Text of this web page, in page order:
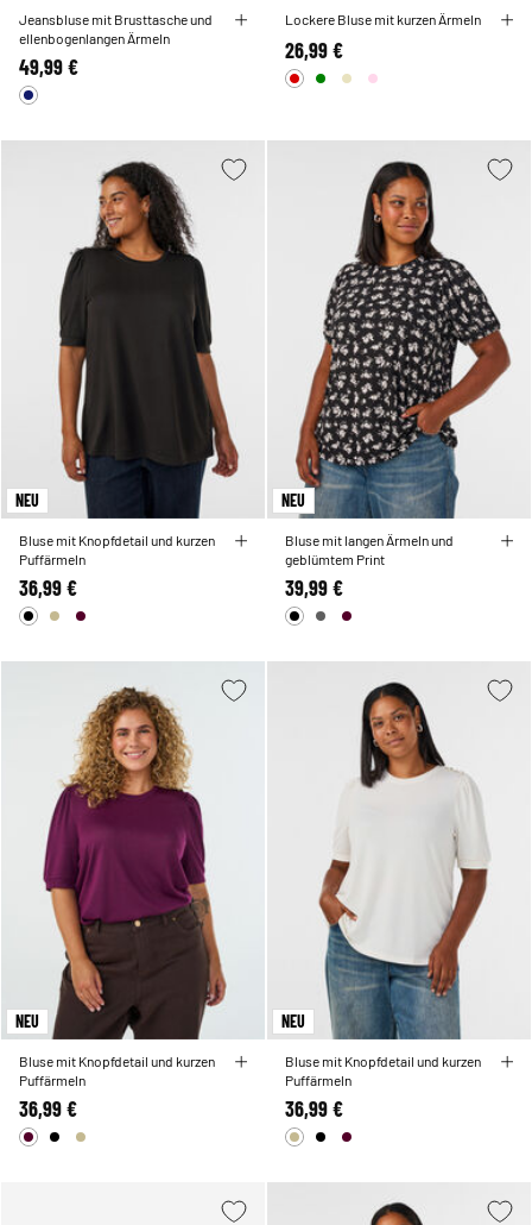
Jeansbluse mit Brusttasche und
ellenbogenlangen Ärmeln
49,99 €
Lockere Bluse mit kurzen Ärmeln
26,99 €
NEU
Bluse mit Knopfdetail und kurzen
Puffärmeln
36,99 €
NEU
Bluse mit langen Ärmeln und
geblümtem Print
39,99 €
NEU
Bluse mit Knopfdetail und kurzen
Puffärmeln
36,99 €
NEU
Bluse mit Knopfdetail und kurzen
Puffärmeln
36,99 €